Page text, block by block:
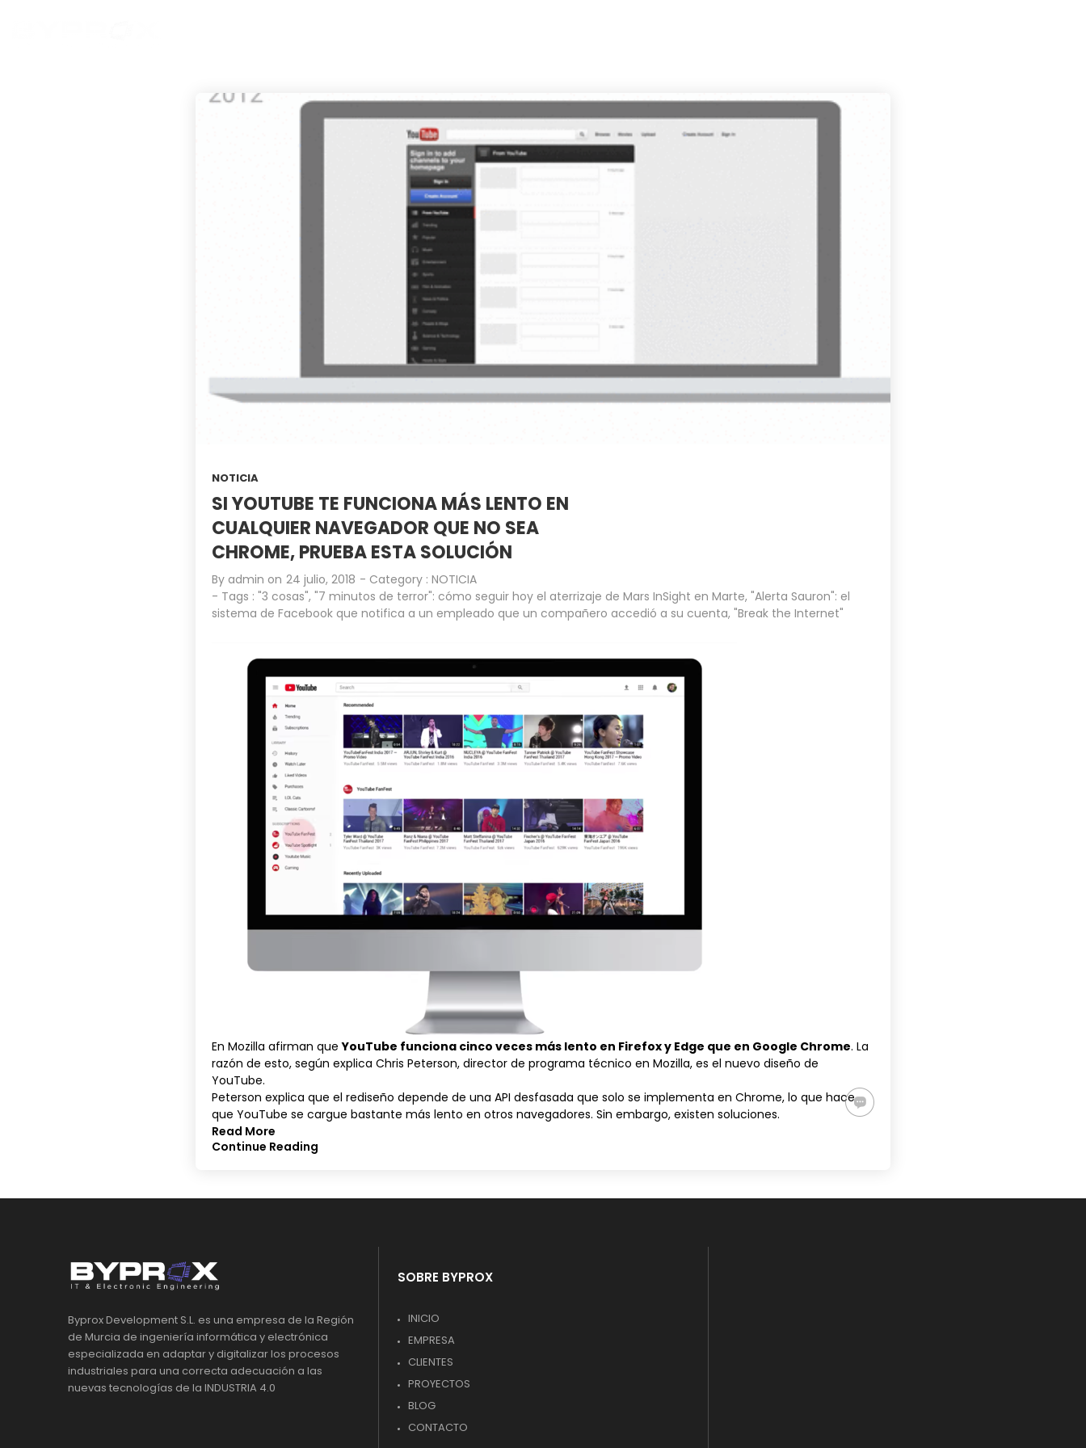
NOTICIA
SI YOUTUBE TE FUNCIONA MÁS LENTO EN
CUALQUIER NAVEGADOR QUE NO SEA
CHROME, PRUEBA ESTA SOLUCIÓN
By admin on 24 julio, 2018 - Category : NOTICIA
- Tags : "3 cosas", "7 minutos de terror": cómo seguir hoy el aterrizaje de Mars InSight en Marte, "Alerta Sauron": el
sistema de Facebook que notifica a un empleado que un compañero accedió a su cuenta, "Break the Internet"
En Mozilla afirman queYouTube funciona cinco veces más lento en Firefox y Edge que en Google Chrome. La
razón de esto, según explica Chris Peterson, director de programa técnico en Mozilla, es el nuevo diseño de
YouTube.
Peterson explica que el rediseño depende de una API desfasada que solo se implementa en Chrome, lo que hace
que YouTube se cargue bastante más lento en otros navegadores. Sin embargo, existen soluciones.
Read More
Continue Reading
Byprox Development S.L. es una empresa de la Región
de Murcia de ingeniería informática y electrónica
especializada en adaptar y digitalizar los procesos
industriales para una correcta adecuación a las
nuevas tecnologías de la INDUSTRIA 4.0
SOBRE BYPROX
INICIO
EMPRESA
CLIENTES
PROYECTOS
BLOG
CONTACTO